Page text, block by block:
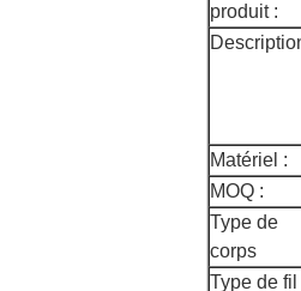
produit :
Matériel :
MOQ :
Type de
corps
Type de fil